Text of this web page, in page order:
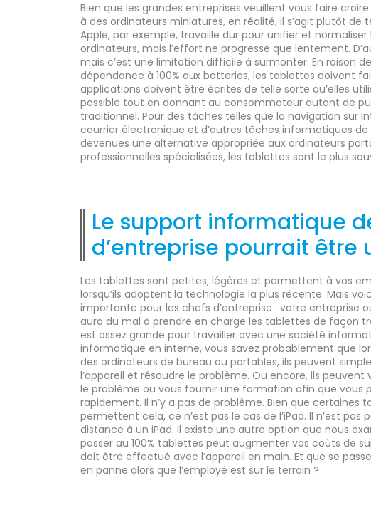
Bien que les grandes entreprises veuillent vous faire
à des ordinateurs miniatures, en réalité, il s’agit plutôt de
Apple, par exemple, travaille dur pour unifier et
ordinateurs, mais l’effort ne progresse que lentement.
mais c’est une limitation difficile à surmonter. En raison
dépendance à 100% aux batteries, les tablettes doivent
applications doivent être écrites de telle sorte qu’elles
possible tout en donnant au consommateur autant de
traditionnel. Pour des tâches telles que la navigation sur
courrier électronique et d’autres tâches informatiques
devenues une alternative appropriée aux ordinateurs
professionnelles spécialisées, les tablettes sont le plus
Le support informatique
d’entreprise pourrait être
Les tablettes sont petites, légères et permettent à vos
lorsqu’ils adoptent la technologie la plus récente. Mais
importante pour les chefs d’entreprise : votre entreprise
aura du mal à prendre en charge les tablettes de façon
est assez grande pour travailler avec une société
informatique en interne, vous savez probablement que
des ordinateurs de bureau ou portables, ils peuvent
l’appareil et résoudre le problème. Ou encore, ils
le problème ou vous fournir une formation afin que vous
rapidement. Il n’y a pas de problème. Bien que certaines
permettent cela, ce n’est pas le cas de l’iPad. Il n’est pas
distance à un iPad. Il existe une autre option que nous
passer au 100% tablettes peut augmenter vos coûts de
doit être effectué avec l’appareil en main. Et que se
en panne alors que l’employé est sur le terrain ?